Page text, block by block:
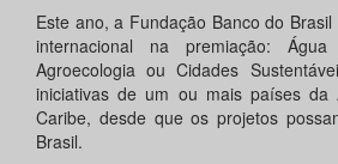
Este ano, a Fundação Banco do
internacional na premiação:
Agroecologia ou Cidades
iniciativas de um ou mais países da
Caribe, desde que os projetos
Brasil.